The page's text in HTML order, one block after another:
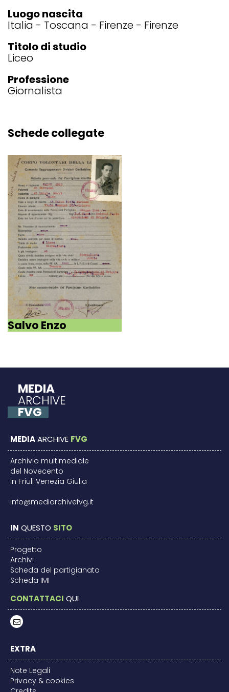
Luogo nascita
Italia Toscana Firenze
Firenze
Titolo di studio
Liceo
Professione
Giornalista
Schede collegate
Salvo Enzo
MEDIA
ARCHIVE
FVG
MEDIAARCHIVE FVG
Archivio multimediale
del Novecento
in Friuli Venezia Giulia
info@mediarchivefvg.it
IN QUESTO SITO
Progetto
Archivi
Scheda del partigianato
Scheda IMI
CONTATTACI QUI
EXTRA
Note Legali
Privacy & cookies